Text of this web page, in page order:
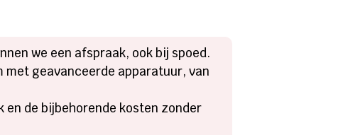
we een afspraak, ook bij spoed.
met geavanceerde apparatuur, van
de bijbehorende kosten zonder